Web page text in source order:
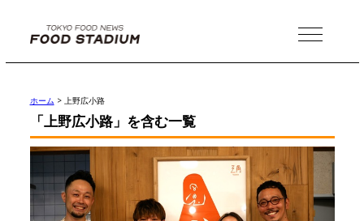
MENU
ホーム > 上野広小路
「上野広小路」を含む一覧